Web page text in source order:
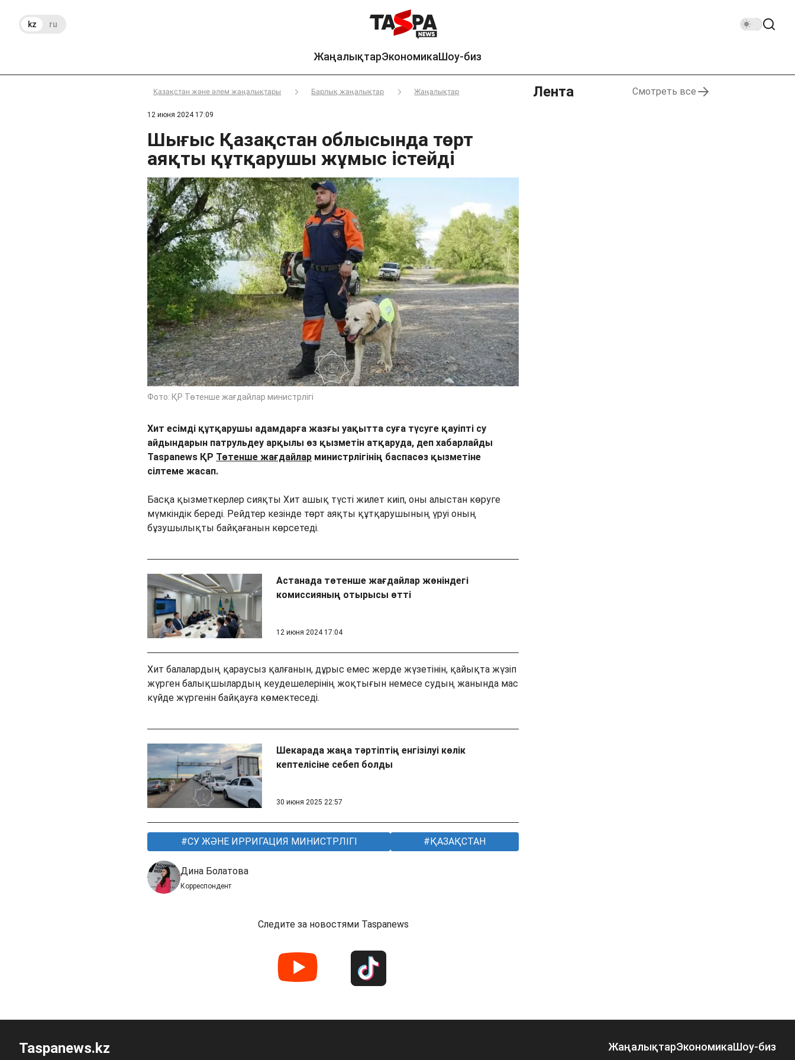
kz ru
ЖаңалықтарЭкономикаШоу-биз
Қазақстан және әлем жаңалықтары Барлық жаңалықтар Жаңалықтар
12 июня 2024 17:09
Шығыс Қазақстан облысында төрт
аяқты құтқарушы жұмыс істейді
Фото: ҚР Төтенше жағдайлар министрлігі
Хит есімді құтқарушы адамдарға жазғы уақытта суға түсуге қауіпті су
айдындарын патрульдеу арқылы өз қызметін атқаруда, деп хабарлайды
Taspanews ҚР Төтенше жағдайлар министрлігінің баспасөз қызметіне
сілтеме жасап.
Басқа қызметкерлер сияқты Хит ашық түсті жилет киіп, оны алыстан көруге
мүмкіндік береді. Рейдтер кезінде төрт аяқты құтқарушының үруі оның
бұзушылықты байқағанын көрсетеді.
Астанада төтенше жағдайлар жөніндегі
комиссияның отырысы өтті
12 июня 2024 17:04
Хит балалардың қараусыз қалғанын, дұрыс емес жерде жүзетінін, қайықта жүзіп
жүрген балықшылардың кеудешелерінің жоқтығын немесе судың жанында мас
күйде жүргенін байқауға көмектеседі.
Шекарада жаңа тәртіптің енгізілуі көлік
кептелісіне себеп болды
30 июня 2025 22:57
СУ ЖӘНЕ ИРРИГАЦИЯ МИНИСТРЛІГІ ҚАЗАҚСТАН
Дина Болатова
Корреспондент
Следите за новостями Taspanews
Лента Смотреть все
Taspanews.kz ЖаңалықтарЭкономикаШоу-биз